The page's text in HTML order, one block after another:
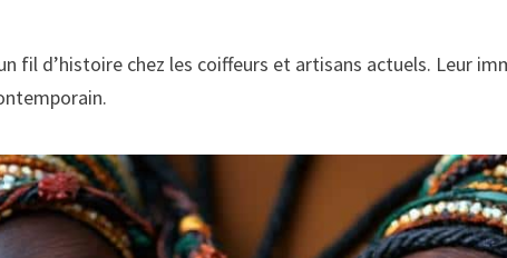
fil d’histoire chez les coiffeurs et artisans actuels. Leur